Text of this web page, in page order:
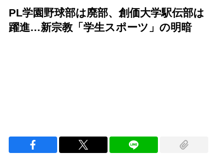
PL学園野球部は廃部、創価大学駅伝部は
躍進…新宗教「学生スポーツ」の明暗